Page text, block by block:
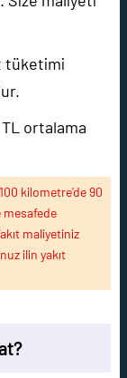
tüketimi
TL ortalama
kilometre'de 90
mesafede
maliyetiniz
ilin yakıt